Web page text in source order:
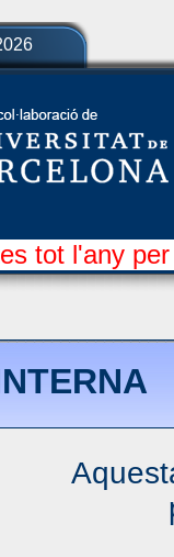
tot l'any per